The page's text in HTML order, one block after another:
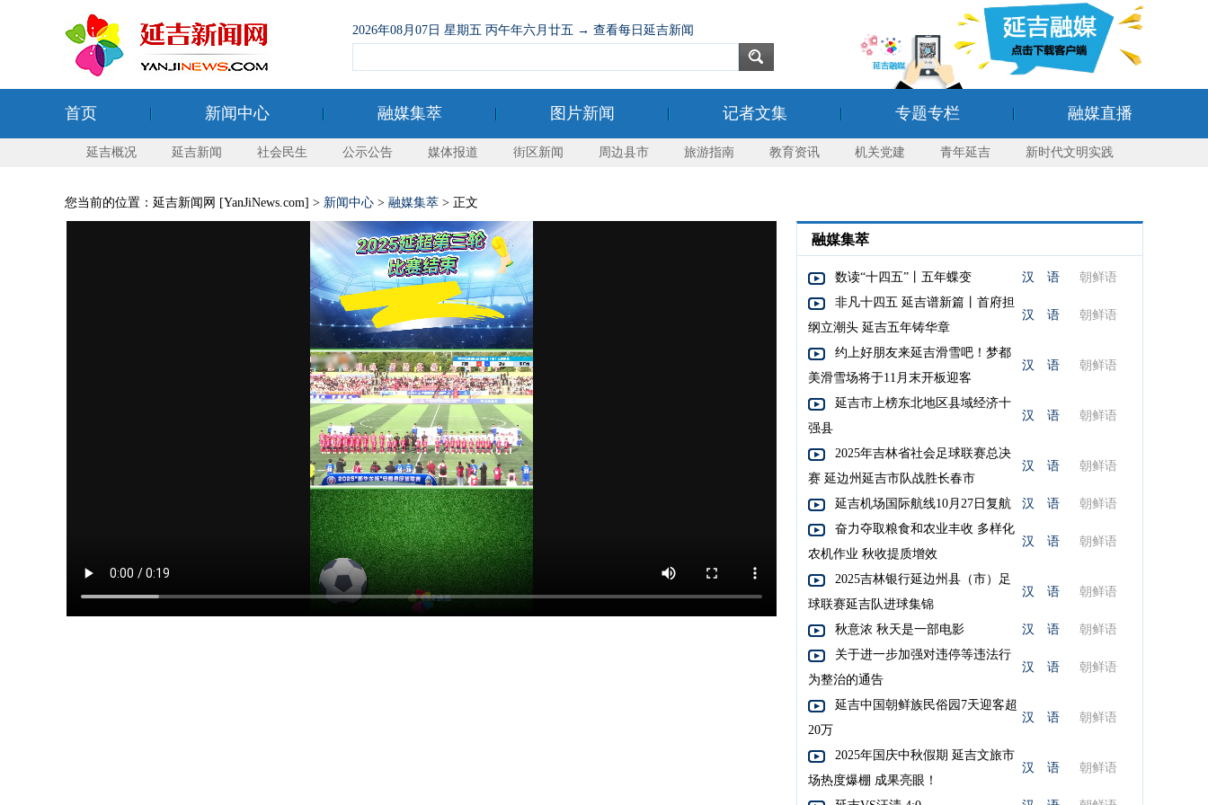
2026年08月07日 星期五 丙午年六月廿五 → 查看每日延吉新闻
首页 新闻中心 融媒集萃 图片新闻 记者文集 专题专栏 融媒直播
延吉概况 延吉新闻 社会民生 公示公告 媒体报道 街区新闻 周边县市 旅游指南 教育资讯 机关党建 青年延吉 新时代文明实践
您当前的位置：延吉新闻网 [YanJiNews.com] > 新闻中心 > 融媒集萃 > 正文
融媒集萃
数读“十四五”丨五年蝶变 汉 语
朝鲜语
非凡十四五 延吉谱新篇丨首府担
纲立潮头 延吉五年铸华章
汉 语 朝鲜语
约上好朋友来延吉滑雪吧！梦都
美滑雪场将于11月末开板迎客
汉 语 朝鲜语
延吉市上榜东北地区县域经济十
强县
汉 语 朝鲜语
2025年吉林省社会足球联赛总决
赛 延边州延吉市队战胜长春市
汉 语 朝鲜语
延吉机场国际航线10月27日复航 汉 语
朝鲜语
奋力夺取粮食和农业丰收 多样化
农机作业 秋收提质增效
汉 语 朝鲜语
2025吉林银行延边州县（市）足
球联赛延吉队进球集锦
汉 语 朝鲜语
秋意浓 秋天是一部电影 汉 语
朝鲜语
关于进一步加强对违停等违法行
为整治的通告
汉 语 朝鲜语
延吉中国朝鲜族民俗园7天迎客超
20万
汉 语 朝鲜语
2025年国庆中秋假期 延吉文旅市
场热度爆棚 成果亮眼！
汉 语 朝鲜语